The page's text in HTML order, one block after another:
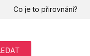
Co je to přirovnání?